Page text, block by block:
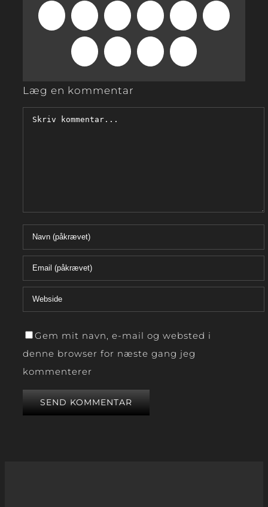
Facebook Reddit LinkedIn WhatsAppTumblr
Pinterest Xing
mail
Læg en kommentar
Comment
Gem mit navn, e-mail og websted i
denne browser for næste gang jeg
kommenterer